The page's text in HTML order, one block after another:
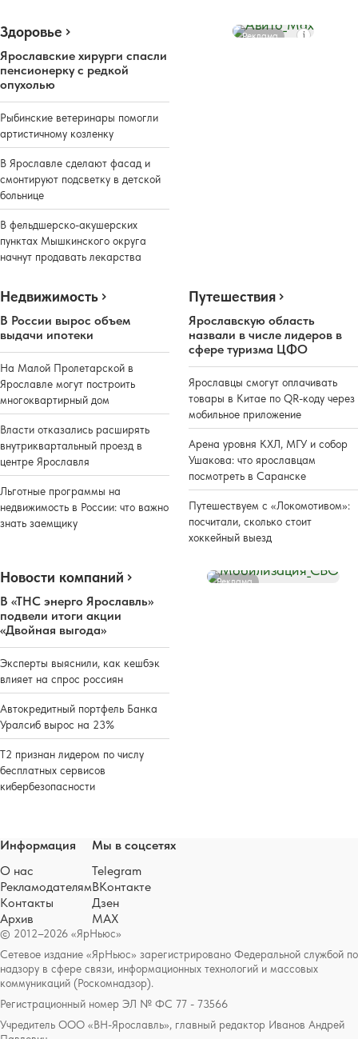
Здоровье
Ярославские хирурги спасли
пенсионерку с редкой
опухолью
Рыбинские ветеринары помогли
артистичному козленку
В Ярославле сделают фасад и
смонтируют подсветку в детской
больнице
В фельдшерско-акушерских
пунктах Мышкинского округа
начнут продавать лекарства
Реклама
Недвижимость
В России вырос объем
выдачи ипотеки
На Малой Пролетарской в
Ярославле могут построить
многоквартирный дом
Власти отказались расширять
внутриквартальный проезд в
центре Ярославля
Льготные программы на
недвижимость в России: что важно
знать заемщику
Путешествия
Ярославскую область
назвали в числе лидеров в
сфере туризма ЦФО
Ярославцы смогут оплачивать
товары в Китае по QR-коду через
мобильное приложение
Арена уровня КХЛ, МГУ и собор
Ушакова: что ярославцам
посмотреть в Саранске
Путешествуем с «Локомотивом»:
посчитали, сколько стоит
хоккейный выезд
Новости компаний
В «ТНС энерго Ярославль»
подвели итоги акции
«Двойная выгода»
Эксперты выяснили, как кешбэк
влияет на спрос россиян
Автокредитный портфель Банка
Уралсиб вырос на 23%
Т2 признан лидером по числу
бесплатных сервисов
кибербезопасности
Реклама
© 2012–2026 «ЯрНьюс»
Сетевое издание «ЯрНьюс» зарегистрировано Федеральной службой по
надзору в сфере связи, информационных технологий и массовых
коммуникаций (Роскомнадзор).
Регистрационный номер ЭЛ № ФС 77 - 73566
Учредитель ООО «ВН-Ярославль», главный редактор Иванов Андрей
Информация
О нас
Рекламодателям
Контакты
Архив
Мы в соцсетях
Telegram
ВКонтакте
Дзен
MAX